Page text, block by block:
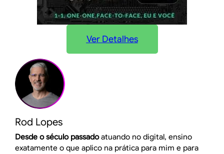
Ver Detalhes
Rod Lopes
Desde o século passadoatuando no digital, ensino
exatamente o que aplico na prática para mim e para